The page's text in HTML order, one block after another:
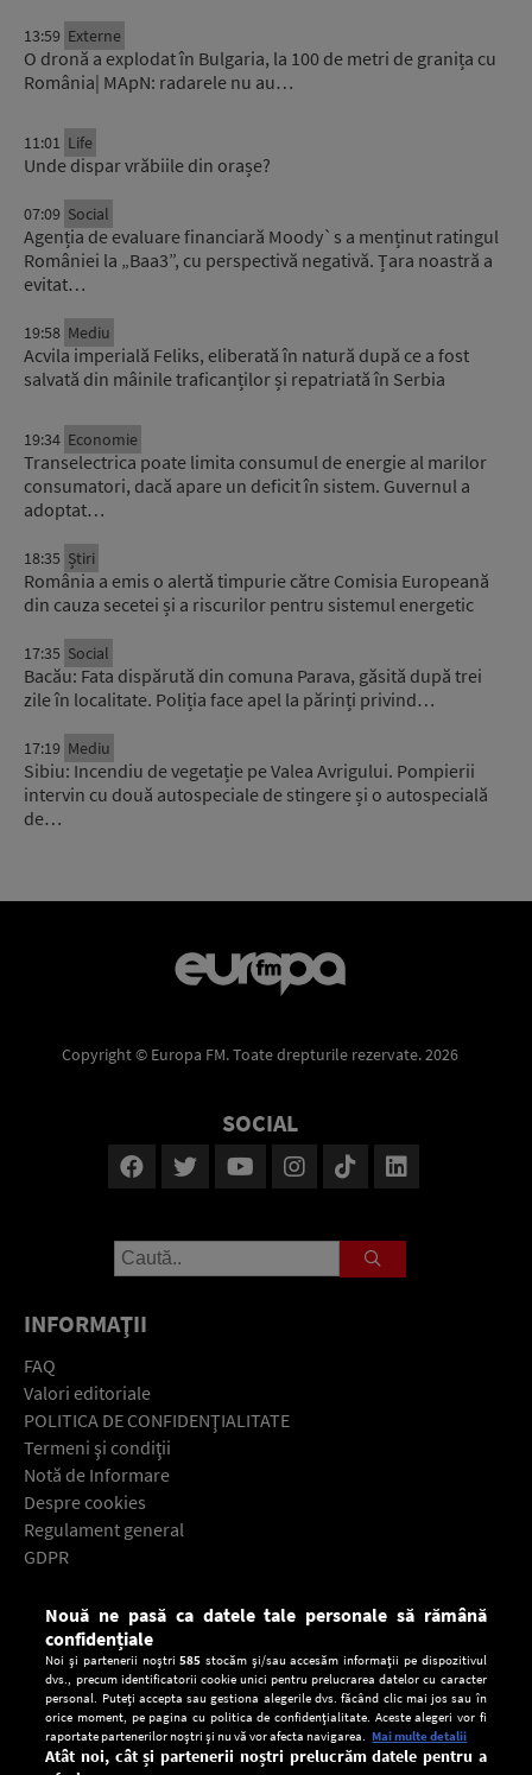
13:59 Externe
O dronă a explodat în Bulgaria, la 100 de metri de granița cu
România| MApN: radarele nu au…
11:01 Life
Unde dispar vrăbiile din orașe?
07:09 Social
Agenția de evaluare financiară Moody`s a menținut ratingul
României la „Baa3”, cu perspectivă negativă. Țara noastră a
evitat…
19:58 Mediu
Acvila imperială Feliks, eliberată în natură după ce a fost
salvată din mâinile traficanților și repatriată în Serbia
19:34 Economie
Transelectrica poate limita consumul de energie al marilor
consumatori, dacă apare un deficit în sistem. Guvernul a
adoptat…
18:35 Știri
România a emis o alertă timpurie către Comisia Europeană
din cauza secetei și a riscurilor pentru sistemul energetic
17:35 Social
Bacău: Fata dispărută din comuna Parava, găsită după trei
zile în localitate. Poliția face apel la părinți privind…
17:19 Mediu
Sibiu: Incendiu de vegetație pe Valea Avrigului. Pompierii
intervin cu două autospeciale de stingere și o autospecială
de…
Copyright © Europa FM. Toate drepturile rezervate. 2026
SOCIAL
INFORMAŢII
FAQ
Valori editoriale
POLITICA DE CONFIDENŢIALITATE
Termeni şi condiţii
Notă de Informare
Despre cookies
Regulament general
GDPR
Descarcă gratuit aplicaţia Europa FM pentru smartphone:
Nouă ne pasă ca datele tale personale să rămână
confidențiale
Noi și partenerii noștri585 stocăm și/sau accesăm informații pe dispozitivul
dvs., precum identificatorii cookie unici pentru prelucrarea datelor cu caracter
personal. Puteți accepta sau gestiona alegerile dvs. făcând clic mai jos sau în
orice moment, pe pagina cu politica de confidențialitate. Aceste alegeri vor fi
raportate partenerilor noștri și nu vă vor afecta navigarea. Mai multe detalii
Atât noi, cât și partenerii noștri prelucrăm datele pentru a